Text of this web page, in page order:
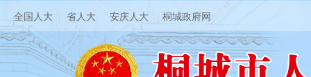
全国人大 省人大 安庆人大 桐城政府网